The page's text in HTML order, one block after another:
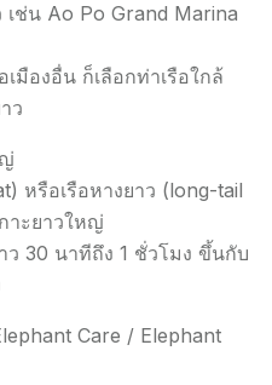
เช่น Ao Po Grand Marina
เมืองอื่น ก็เลือกท่าเรือใกล้
ว
หรือเรือหางยาว (long-tail
าะยาวใหญ่
ว 30 นาทีถึง 1 ชั่วโมง ขึ้นกับ
Care / Elephant